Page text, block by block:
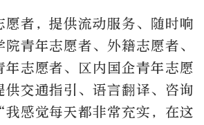
愿者，提供流动服务、随时响
青年志愿者、外籍志愿者、
年志愿者、区内国企青年志愿
供交通指引、语言翻译、咨询
感觉每天都非常充实，在这